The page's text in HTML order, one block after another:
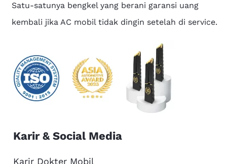
Satu-satunya bengkel yang berani garansi uang
kembali jika AC mobil tidak dingin setelah di service.
Karir & Social Media
Karir Dokter Mobil